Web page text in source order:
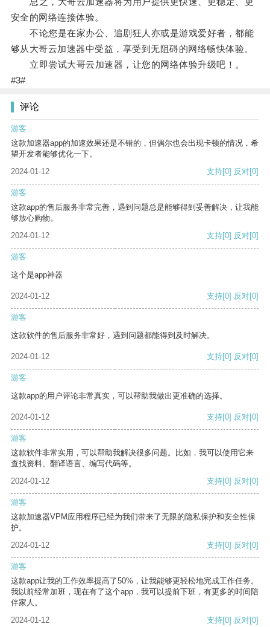
安全的网络连接体验。
不论您是在家办公、追剧狂人亦或是游戏爱好者，都能
够从大哥云加速器中受益，享受到无阻碍的网络畅快体验。
立即尝试大哥云加速器，让您的网络体验升级吧！。
#3#
评论
游客
这款加速器app的加速效果还是不错的，但偶尔也会出现卡顿的情况，希
望开发者能够优化一下。
2024-01-12
支持[0] 反对[0]
游客
这款app的售后服务非常完善，遇到问题总是能够得到妥善解决，让我能
够放心购物。
2024-01-12
支持[0] 反对[0]
游客
这个是app神器
2024-01-12 支持[0] 反对[0]
游客
这款软件的售后服务非常好，遇到问题都能得到及时解决。
2024-01-12 支持[0] 反对[0]
游客
这款app的用户评论非常真实，可以帮助我做出更准确的选择。
2024-01-12 支持[0] 反对[0]
游客
这款软件非常实用，可以帮助我解决很多问题。比如，我可以使用它来
查找资料、翻译语言、编写代码等。
2024-01-12
支持[0] 反对[0]
游客
这款加速器VPM应用程序已经为我们带来了无限的隐私保护和安全性保
护。
2024-01-12
支持[0] 反对[0]
游客
这款app让我的工作效率提高了50%，让我能够更轻松地完成工作任务。
我以前经常加班，现在有了这个app，我可以提前下班，有更多的时间陪
伴家人。
2024-01-12
支持[0] 反对[0]